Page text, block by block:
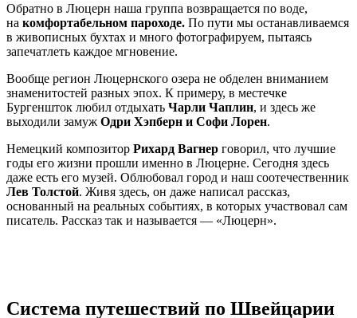
Обратно в Люцерн наша группа возвращается по воде,
на комфортабельном пароходе. По пути мы останавливаемся
в живописных бухтах и много фотографируем, пытаясь
запечатлеть каждое мгновение.
Вообще регион Люцернского озера не обделен вниманием
знаменитостей разных эпох. К примеру, в местечке
Бургеншток любил отдыхать Чарли Чаплин, и здесь же
выходили замуж Одри Хэпберн и Софи Лорен.
Немецкий композитор Рихард Вагнер говорил, что лучшие
годы его жизни прошли именно в Люцерне. Сегодня здесь
даже есть его музей. Облюбовал город и наш соотечественник
Лев Толстой. Живя здесь, он даже написал рассказ,
основанный на реальных событиях, в которых участвовал сам
писатель. Рассказ так и называется — «Люцерн».
Система путешествий по Швейцарии